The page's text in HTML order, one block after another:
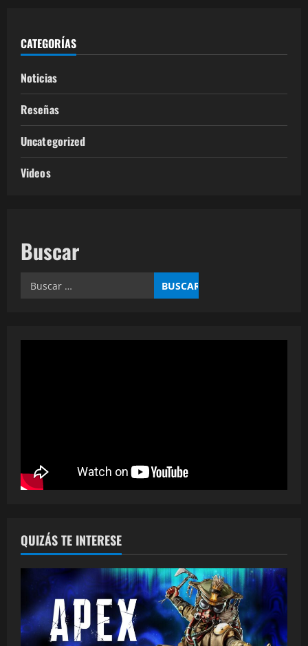
CATEGORÍAS
Noticias
Reseñas
Uncategorized
Videos
Buscar
QUIZÁS TE INTERESE